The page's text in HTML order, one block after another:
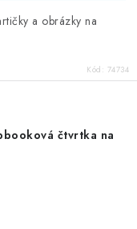
a obrázky na
Kód: 74734
čtvrtka na